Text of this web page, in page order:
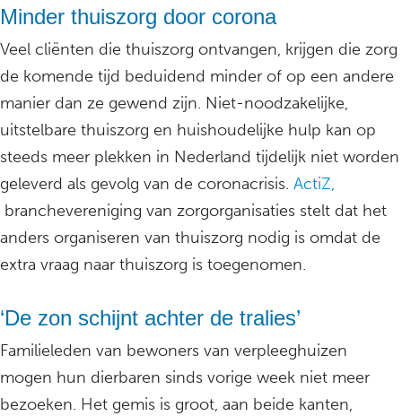
Minder thuiszorg door corona
Veel cliënten die thuiszorg ontvangen, krijgen die zorg
de komende tijd beduidend minder of op een andere
manier dan ze gewend zijn. Niet-noodzakelijke,
uitstelbare thuiszorg en huishoudelijke hulp kan op
steeds meer plekken in Nederland tijdelijk niet worden
geleverd als gevolg van de coronacrisis. ActiZ,
branchevereniging van zorgorganisaties stelt dat het
anders organiseren van thuiszorg nodig is omdat de
extra vraag naar thuiszorg is toegenomen.
‘De zon schijnt achter de tralies’
Familieleden van bewoners van verpleeghuizen
mogen hun dierbaren sinds vorige week niet meer
bezoeken. Het gemis is groot, aan beide kanten,